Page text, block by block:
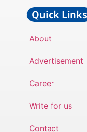
Quick Links
About
Advertisement
Career
Write for us
Contact